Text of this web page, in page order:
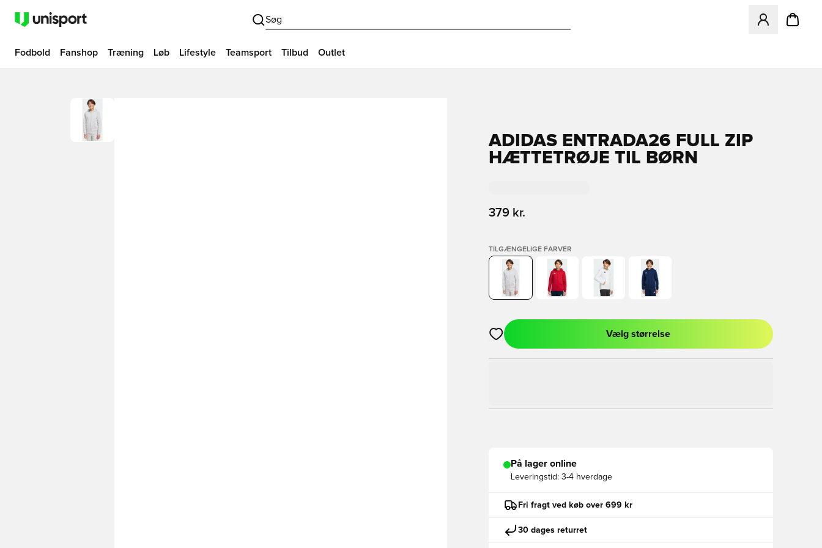
Søg
Åbner en
Fodbold Fanshop Træning Løb Lifestyle Teamsport Tilbud Outlet
ADIDAS ENTRADA26 FULL ZIP
HÆTTETRØJE TIL BØRN
379 kr.
TILGÆNGELIGE FARVER
Åbner en Modal til at logge ind eller tilmelde dig som medlem
Vælg størrelse
På lager online
Leveringstid: 3-4 hverdage
Fri fragt ved køb over 699 kr
30 dages returret